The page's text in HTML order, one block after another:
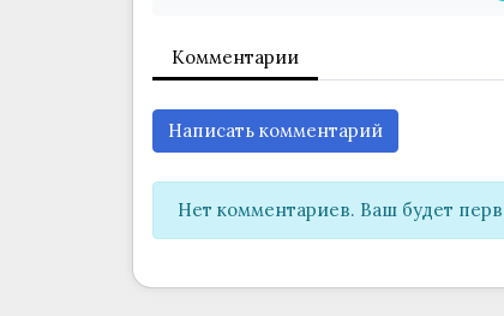
Комментарии
Написать комментарий
Нет комментариев. Ваш будет